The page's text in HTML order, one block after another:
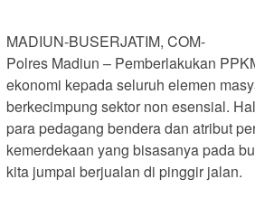
MADIUN-BUSERJATIM, COM-
Polres Madiun – Pemberlakukan
ekonomi kepada seluruh elemen
berkecimpung sektor non esensial.
para pedagang bendera dan atribut
kemerdekaan yang bisasanya pada
kita jumpai berjualan di pinggir jalan.